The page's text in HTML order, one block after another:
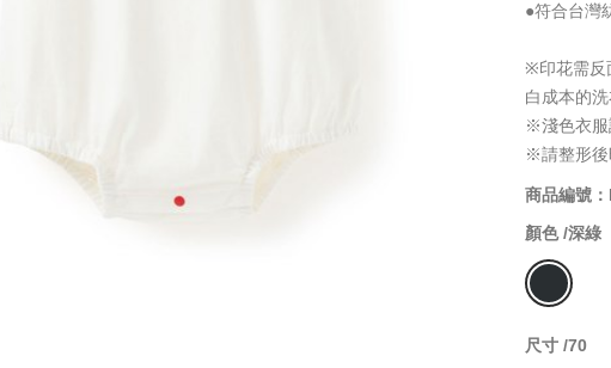
●符合台灣
※印花需反
白成本的
※淺色衣服
※請整形後
商品編號
顏色 /深綠
尺寸 /70